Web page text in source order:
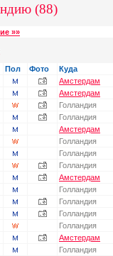
(88)
»»
Пол Фото
Куда
Амстердам
Амстердам
Голландия
Голландия
Амстердам
Голландия
Голландия
Голландия
Амстердам
Голландия
Голландия
Голландия
Голландия
Амстердам
Голландия